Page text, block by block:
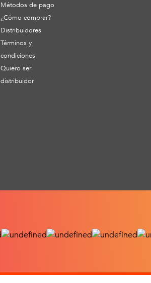
Métodos de pago
¿Cómo comprar?
Distribuidores
Términos y
condiciones
Quiero ser
distribuidor